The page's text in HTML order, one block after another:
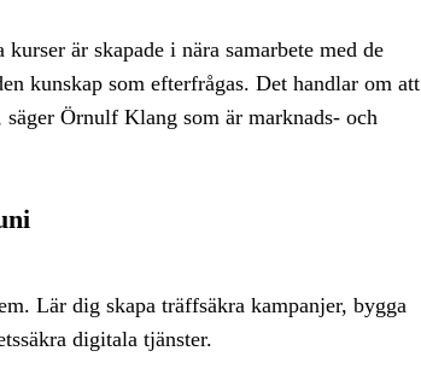
är skapade i nära samarbete med de
kunskap som efterfrågas. Det handlar om att
Örnulf Klang som är marknads- och
Lär dig skapa träffsäkra kampanjer, bygga
digitala tjänster.